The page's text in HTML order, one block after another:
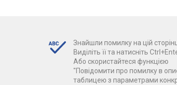
Знайшли помилку на цій
Виділіть її та натисніть
Або скористайтеся функцією
"Повідомити про помилку в
таблицею з параметрами